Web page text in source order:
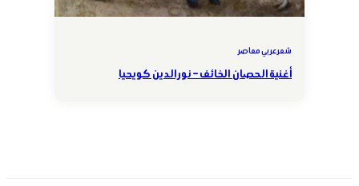
شعر عربي معاصر
أغنية الحصان الخائف – نور الدين كويحيا